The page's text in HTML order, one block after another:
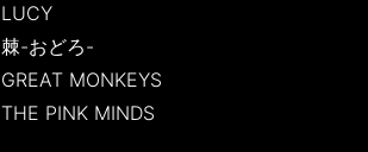
LUCY
棘-おどろ-
GREAT MONKEYS
THE PINK MINDS